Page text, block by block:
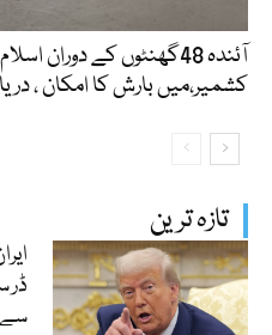
تازہ ترین
ڈر
سے
آئندہ 48گھنٹوں کے دوران
کشمیر،میں بارش کا امکان ،